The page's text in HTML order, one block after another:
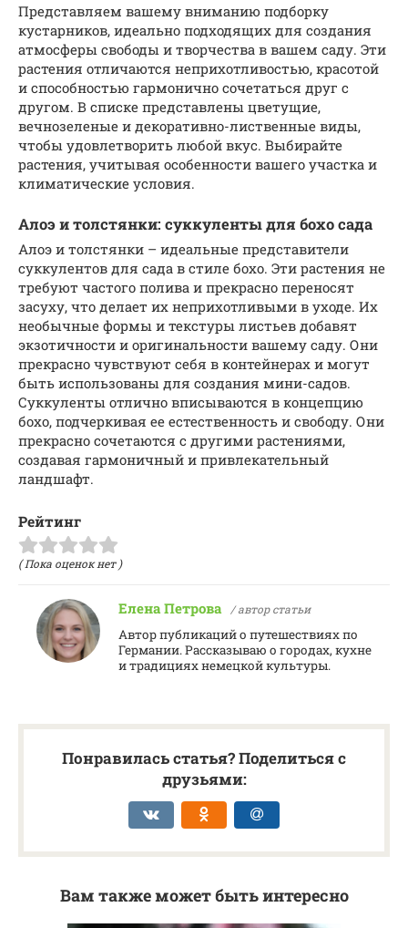
Представляем вашему вниманию подборку
кустарников, идеально подходящих для создания
атмосферы свободы и творчества в вашем саду. Эти
растения отличаются неприхотливостью, красотой
и способностью гармонично сочетаться друг с
другом. В списке представлены цветущие,
вечнозеленые и декоративно-лиственные виды,
чтобы удовлетворить любой вкус. Выбирайте
растения, учитывая особенности вашего участка и
климатические условия.
Алоэ и толстянки: суккуленты для бохо сада
Алоэ и толстянки – идеальные представители
суккулентов для сада в стиле бохо. Эти растения не
требуют частого полива и прекрасно переносят
засуху, что делает их неприхотливыми в уходе. Их
необычные формы и текстуры листьев добавят
экзотичности и оригинальности вашему саду. Они
прекрасно чувствуют себя в контейнерах и могут
быть использованы для создания мини-садов.
Суккуленты отлично вписываются в концепцию
бохо, подчеркивая ее естественность и свободу. Они
прекрасно сочетаются с другими растениями,
создавая гармоничный и привлекательный
ландшафт.
Рейтинг
( Пока оценок нет )
Елена Петрова / автор статьи
Автор публикаций о путешествиях по
Германии. Рассказываю о городах, кухне
и традициях немецкой культуры.
Понравилась статья? Поделиться с
друзьями:
Вам также может быть интересно